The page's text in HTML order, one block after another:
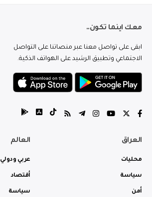
معك اينما تكون..
ابقى على تواصل معنا عبر منصاتنا على التواصل
الاجتماعي وتطبيق الرشيد على الهواتف الذكية.
العراق
محليات
سياسة
أمن
العالم
عربي ودولي
أقتصاد
سياسة